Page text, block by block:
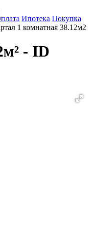
Ипотека Покупка
1 комнатная 38.12м2
- ID